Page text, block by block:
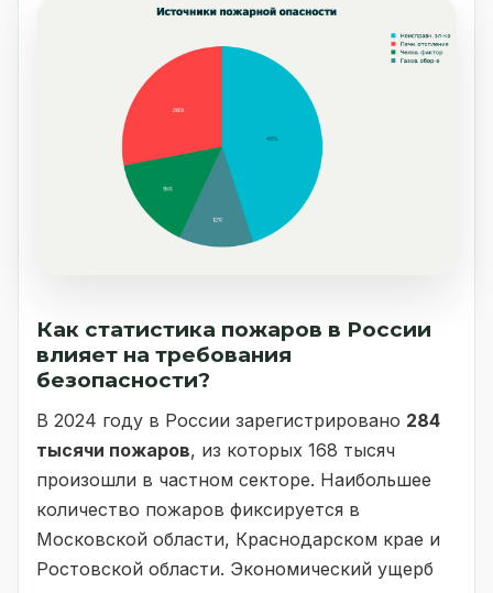
Как статистика пожаров в России
влияет на требования
безопасности?
В 2024 году в России зарегистрировано 284
тысячи пожаров, из которых 168 тысяч
произошли в частном секторе. Наибольшее
количество пожаров фиксируется в
Московской области, Краснодарском крае и
Ростовской области. Экономический ущерб